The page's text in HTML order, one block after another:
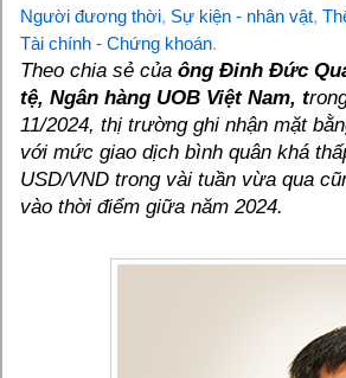
Người đương thời, Sự kiện - nhân vật,
Tài chính - Chứng khoán.
Theo chia sẻ của ông Đinh Đức
tệ, Ngân hàng UOB Việt Nam, t
11/2024, thị trường ghi nhận mặt
với mức giao dịch bình quân khá
USD/VND trong vài tuần vừa qua
vào thời điểm giữa năm 2024.